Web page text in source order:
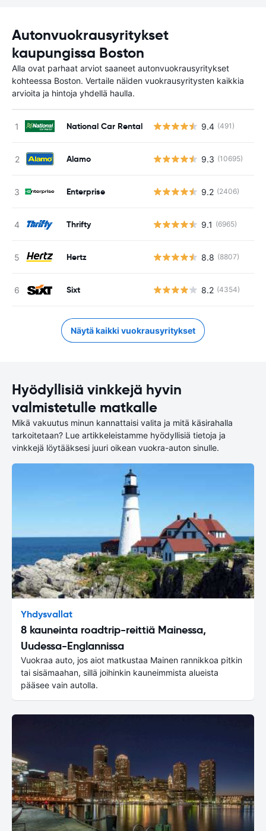
Autonvuokrausyritykset
kaupungissa Boston
Alla ovat parhaat arviot saaneet autonvuokrausyritykset
kohteessa Boston. Vertaile näiden vuokrausyritysten kaikkia
arvioita ja hintoja yhdellä haulla.
National Car Rental 9.4 (491)
Alamo 9.3 (10695)
Enterprise 9.2 (2406)
Thrifty 9.1 (6965)
Hertz 8.8 (8807)
Sixt 8.2 (4354)
Näytä kaikki vuokrausyritykset
Hyödyllisiä vinkkejä hyvin
valmistetulle matkalle
Mikä vakuutus minun kannattaisi valita ja mitä käsirahalla
tarkoitetaan? Lue artikkeleistamme hyödyllisiä tietoja ja
vinkkejä löytääksesi juuri oikean vuokra-auton sinulle.
Yhdysvallat
8 kauneinta roadtrip-reittiä Mainessa,
Uudessa-Englannissa
Vuokraa auto, jos aiot matkustaa Mainen rannikkoa pitkin
tai sisämaahan, sillä joihinkin kauneimmista alueista
pääsee vain autolla.